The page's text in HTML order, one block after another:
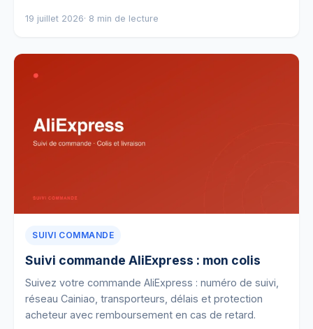
19 juillet 2026· 8 min de lecture
SUIVI COMMANDE
Suivi commande AliExpress : mon colis
Suivez votre commande AliExpress : numéro de suivi,
réseau Cainiao, transporteurs, délais et protection
acheteur avec remboursement en cas de retard.